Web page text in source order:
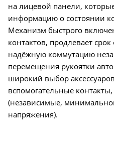
на лицевой панели,
информацию о состоянии
Механизм быстрого
контактов, продлевает
надёжную коммутацию
перемещения рукоятки
широкий выбор
вспомогательные
(независимые,
напряжения).